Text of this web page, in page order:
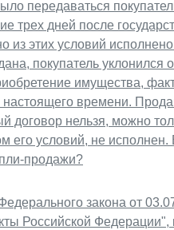
передаваться
трех дней после
из этих условий
покупатель уклонился
имущества,
времени.
договор нельзя, можно
его условий, не исполнен.
продажи?
закона от
Российской Федерации",